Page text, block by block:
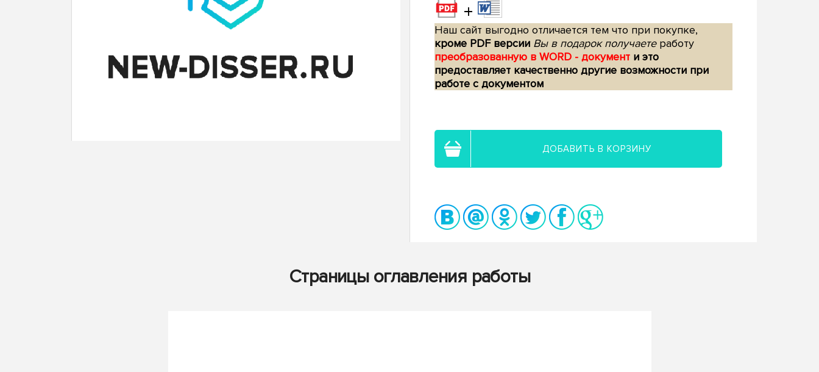
+
Наш сайт выгодно отличается тем что при покупке,
кроме PDF версии Вы в подарок получаетеработу
преобразованную в WORD - документ и это
предоставляет качественно другие возможности при
работе с документом
ДОБАВИТЬ В КОРЗИНУ
Страницы оглавления работы